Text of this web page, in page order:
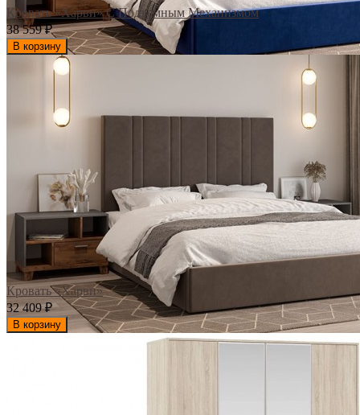
Кровать «Харви» С Подъемным Механизмом
38 559₽
В корзину
Кровать «Харви»
32 409₽
В корзину